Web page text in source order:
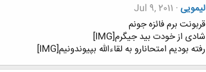
لیمویی Jul 9, 2011
قربونت برم فائزه جونم
شادی از خودت بید جیگرم[IMG]
رفته بودیم امتحانارو به لقاءالله بپیوندونیم[IMG]